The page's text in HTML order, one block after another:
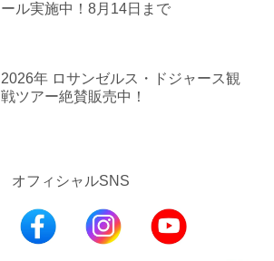
ール実施中！8月14日まで
2026年 ロサンゼルス・ドジャース観
戦ツアー絶賛販売中！
オフィシャルSNS